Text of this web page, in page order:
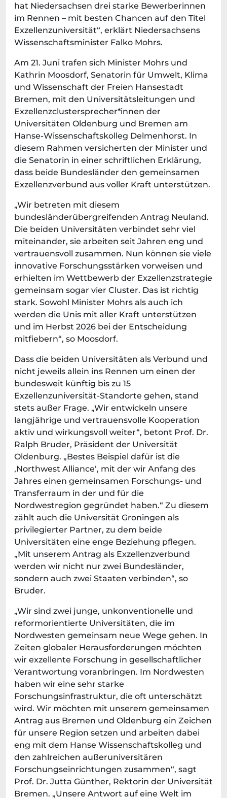
hat Niedersachsen drei starke Bewerberinnen
im Rennen – mit besten Chancen auf den Titel
Exzellenzuniversität“, erklärt Niedersachsens
Wissenschaftsminister Falko Mohrs.
Am 21. Juni trafen sich Minister Mohrs und
Kathrin Moosdorf, Senatorin für Umwelt, Klima
und Wissenschaft der Freien Hansestadt
Bremen, mit den Universitätsleitungen und
Exzellenzclustersprecher*innen der
Universitäten Oldenburg und Bremen am
Hanse-Wissenschaftskolleg Delmenhorst. In
diesem Rahmen versicherten der Minister und
die Senatorin in einer schriftlichen Erklärung,
dass beide Bundesländer den gemeinsamen
Exzellenzverbund aus voller Kraft unterstützen.
„Wir betreten mit diesem
bundesländerübergreifenden Antrag Neuland.
Die beiden Universitäten verbindet sehr viel
miteinander, sie arbeiten seit Jahren eng und
vertrauensvoll zusammen. Nun können sie viele
innovative Forschungsstärken vorweisen und
erhielten im Wettbewerb der Exzellenzstrategie
gemeinsam sogar vier Cluster. Das ist richtig
stark. Sowohl Minister Mohrs als auch ich
werden die Unis mit aller Kraft unterstützen
und im Herbst 2026 bei der Entscheidung
mitfiebern“, so Moosdorf.
Dass die beiden Universitäten als Verbund und
nicht jeweils allein ins Rennen um einen der
bundesweit künftig bis zu 15
Exzellenzuniversität-Standorte gehen, stand
stets außer Frage. „Wir entwickeln unsere
langjährige und vertrauensvolle Kooperation
aktiv und wirkungsvoll weiter“, betont Prof. Dr.
Ralph Bruder, Präsident der Universität
Oldenburg. „Bestes Beispiel dafür ist die
‚Northwest Alliance‘, mit der wir Anfang des
Jahres einen gemeinsamen Forschungs- und
Transferraum in der und für die
Nordwestregion gegründet haben.“ Zu diesem
zählt auch die Universität Groningen als
privilegierter Partner, zu dem beide
Universitäten eine enge Beziehung pflegen.
„Mit unserem Antrag als Exzellenzverbund
werden wir nicht nur zwei Bundesländer,
sondern auch zwei Staaten verbinden“, so
Bruder.
„Wir sind zwei junge, unkonventionelle und
reformorientierte Universitäten, die im
Nordwesten gemeinsam neue Wege gehen. In
Zeiten globaler Herausforderungen möchten
wir exzellente Forschung in gesellschaftlicher
Verantwortung voranbringen. Im Nordwesten
haben wir eine sehr starke
Forschungsinfrastruktur, die oft unterschätzt
wird. Wir möchten mit unserem gemeinsamen
Antrag aus Bremen und Oldenburg ein Zeichen
für unsere Region setzen und arbeiten dabei
eng mit dem Hanse Wissenschaftskolleg und
den zahlreichen außeruniversitären
Forschungseinrichtungen zusammen“, sagt
Prof. Dr. Jutta Günther, Rektorin der Universität
Bremen. „Unsere Antwort auf eine Welt im